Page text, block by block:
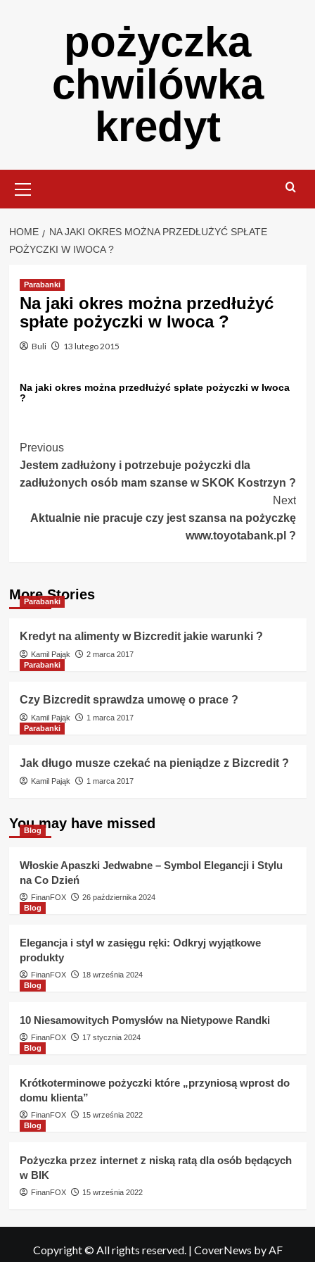
pożyczka
chwilówka
kredyt
Menu
HOME
NA JAKI OKRES MOŻNA PRZEDŁUŻYĆ SPŁATE
POŻYCZKI W IWOCA ?
Parabanki
Na jaki okres można przedłużyć
spłate pożyczki w Iwoca ?
Buli 13 lutego 2015
Na jaki okres można przedłużyć spłate pożyczki w Iwoca
?
Post
Navigation
Previous
Jestem zadłużony i potrzebuje pożyczki dla
zadłużonych osób mam szanse w SKOK Kostrzyn ?
Next
Aktualnie nie pracuje czy jest szansa na pożyczkę
www.toyotabank.pl ?
More Stories
Parabanki
Kredyt na alimenty w Bizcredit jakie warunki ?
Kamil Pająk
2 marca 2017
Parabanki
Czy Bizcredit sprawdza umowę o prace ?
Kamil Pająk
1 marca 2017
Parabanki
Jak długo musze czekać na pieniądze z Bizcredit ?
Kamil Pająk 1 marca 2017
You may have missed
Blog
Włoskie Apaszki Jedwabne – Symbol Elegancji i Stylu
na Co Dzień
FinanFOX
26 października 2024
Blog
Elegancja i styl w zasięgu ręki: Odkryj wyjątkowe
produkty
FinanFOX
18 września 2024
Blog
10 Niesamowitych Pomysłów na Nietypowe Randki
FinanFOX
17 stycznia 2024
Blog
Krótkoterminowe pożyczki które „przyniosą wprost do
domu klienta”
FinanFOX
15 września 2022
Blog
Pożyczka przez internet z niską ratą dla osób będących
w BIK
FinanFOX 15 września 2022
Copyright © All rights reserved. | CoverNews by AF